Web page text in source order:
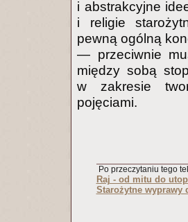
i abstrakcyjne
i religie
pewną ogólną
— przeciwnie
między sobą
w zakresie
pojęciami.
Po przeczytaniu tego
Raj - od mitu do
Starożytne wyprawy